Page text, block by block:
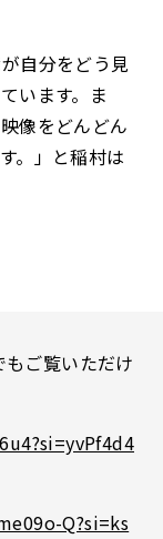
自分をどう見
います。ま
像をどんどん
。」と稲村は
ご覧いただけ
Q?si=ks